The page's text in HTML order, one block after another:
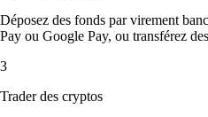
Déposez des fonds par virement
Pay ou Google Pay, ou transférez
3
Trader des cryptos